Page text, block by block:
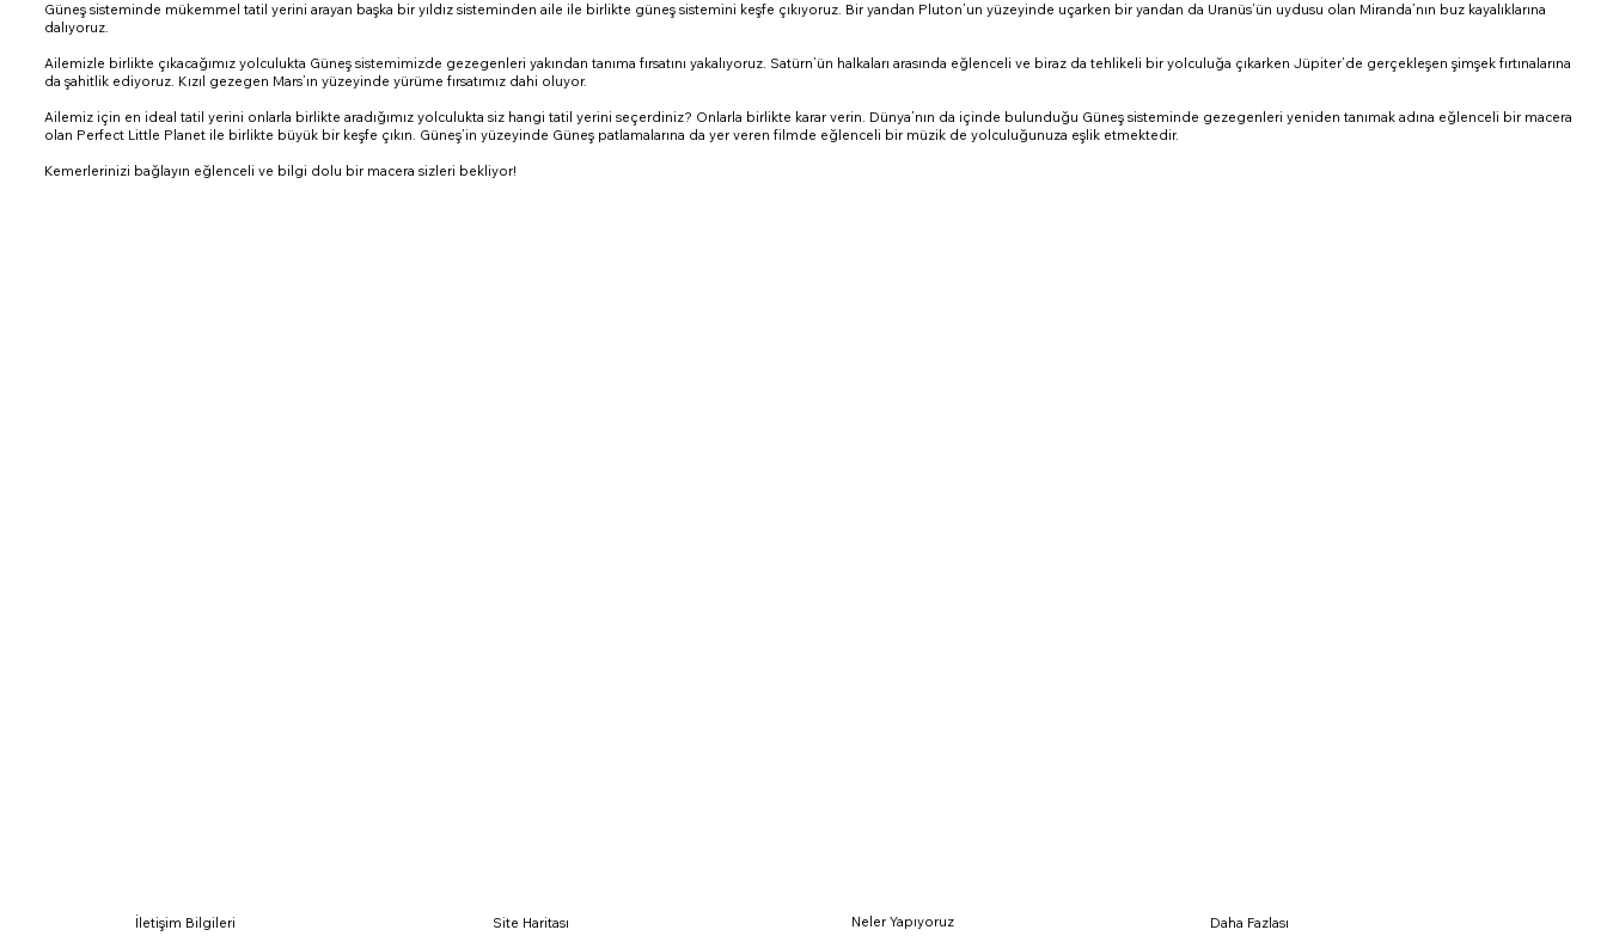
Güneş sisteminde mükemmel tatil yerini arayan başka bir yıldız sisteminden aile ile birlikte güneş sistemini keşfe çıkıyoruz. Bir yandan Pluton’un yüzeyinde uçarken bir yandan da Uranüs’ün uydusu olan Miranda’nın buz kayalıklarına
dalıyoruz.
Ailemizle birlikte çıkacağımız yolculukta Güneş sistemimizde gezegenleri yakından tanıma fırsatını yakalıyoruz. Satürn’ün halkaları arasında eğlenceli ve biraz da tehlikeli bir yolculuğa çıkarken Jüpiter’de gerçekleşen şimşek fırtınalarına
da şahitlik ediyoruz. Kızıl gezegen Mars’ın yüzeyinde yürüme fırsatımız dahi oluyor.
Ailemiz için en ideal tatil yerini onlarla birlikte aradığımız yolculukta siz hangi tatil yerini seçerdiniz? Onlarla birlikte karar verin. Dünya’nın da içinde bulunduğu Güneş sisteminde gezegenleri yeniden tanımak adına eğlenceli bir macera
olan Perfect Little Planet ile birlikte büyük bir keşfe çıkın. Güneş’in yüzeyinde Güneş patlamalarına da yer veren filmde eğlenceli bir müzik de yolculuğunuza eşlik etmektedir.
Kemerlerinizi bağlayın eğlenceli ve bilgi dolu bir macera sizleri bekliyor!
İletişim Bilgileri
Site Haritası
Neler Yapıyoruz
Daha Fazlası